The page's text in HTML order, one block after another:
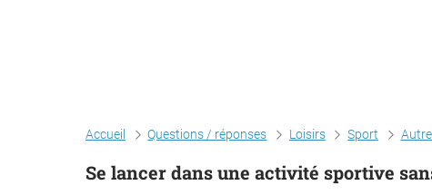
Accueil Questions / réponses Loisirs Sport
Se lancer dans une activité sportive